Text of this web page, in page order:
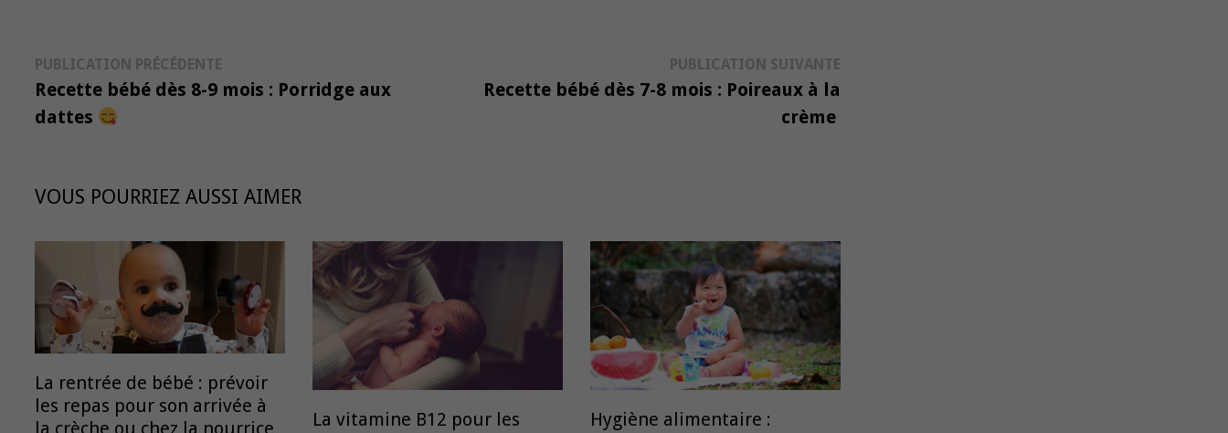
Navigation
de
PUBLICATION PRÉCÉDENTEPublication
précédente :
Recette bébé dès 8-9 mois : Porridge aux
dattes
PUBLICATION SUIVANTE
Recette bébé dès 7-8 mois : Poireaux à la
crème
VOUS POURRIEZ AUSSI AIMER
La rentrée de bébé : prévoir
les repas pour son arrivée à
la crèche ou chez la nourrice
La vitamine B12 pour les
Hygiène alimentaire :